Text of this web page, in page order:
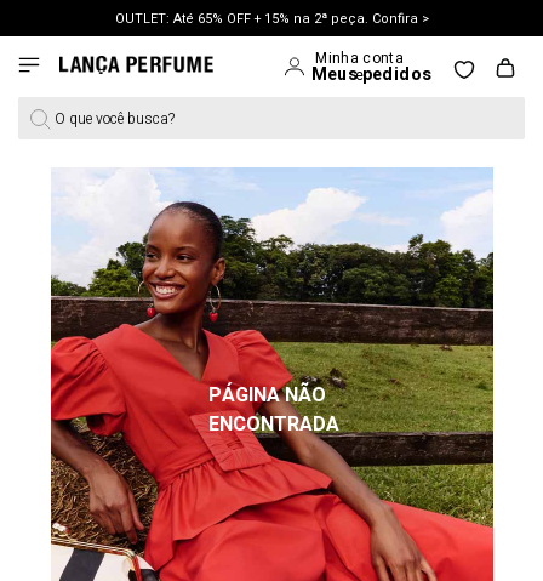
OUTLET: Até 65% OFF + 15% na 2ª peça. Confira >
LANÇAMENTO PRIMAVERA 27. Clique e aproveite.
O que você busca?
PÁGINA NÃO
ENCONTRADA